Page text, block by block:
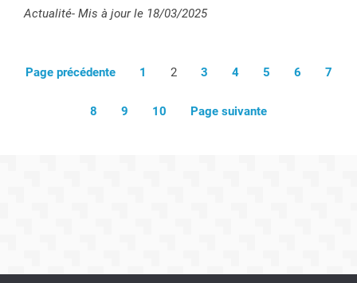
Type :
Actualité- Mis à jour le 18/03/2025
Page précédente 1 2 3 4 5 6 7
8 9 10 Page suivante